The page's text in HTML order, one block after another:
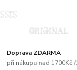
Doprava ZDARMA
při nákupu nad 1700Kč /